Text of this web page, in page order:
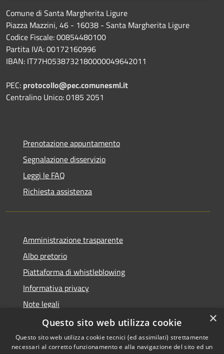
Comune di Santa Margherita Ligure
Piazza Mazzini, 46 - 16038 - Santa Margherita Ligure
Codice Fiscale: 00854480100
Partita IVA: 00172160996
IBAN: IT77H0538732180000049642011
PEC: protocollo@pec.comunesml.it
Centralino Unico: 0185 2051
Prenotazione appuntamento
Segnalazione disservizio
Leggi le FAQ
Richiesta assistenza
Amministrazione trasparente
Albo pretorio
Piattaforma di whistleblowing
Informativa privacy
Note legali
Dichiarazione di accessibilità
×
Questo sito web utilizza cookie
Questo sito web utilizza cookie tecnici (ed assimilati) strettamente
necessari al corretto funzionamento e alla navigazione del sito ed un